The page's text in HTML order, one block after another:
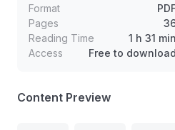
Format
Pages
Reading Time
1 h 31 min
Access
Free to download
Content Preview